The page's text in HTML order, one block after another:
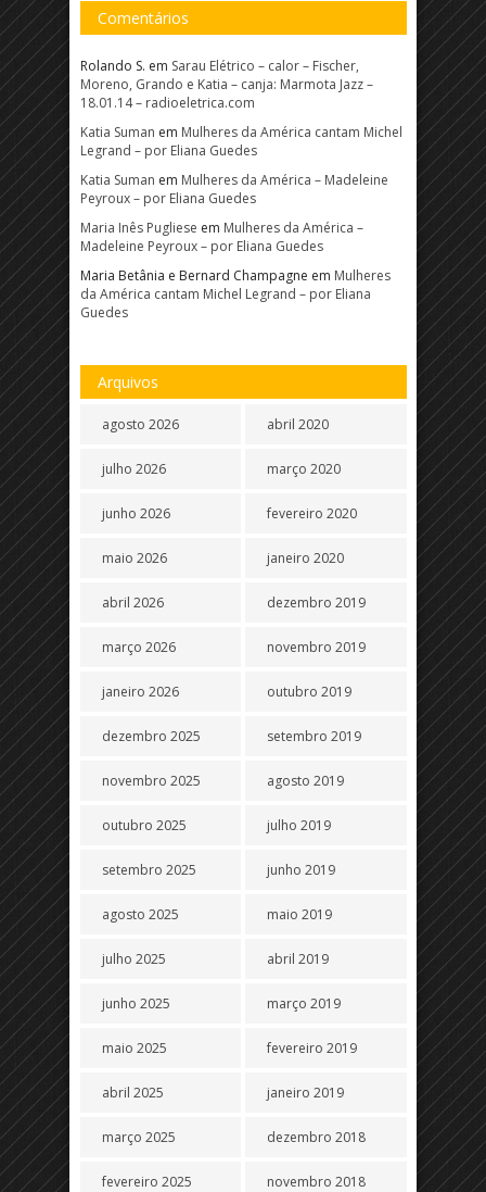
Comentários
Rolando S. em Sarau Elétrico – calor – Fischer,
Moreno, Grando e Katia – canja: Marmota Jazz –
18.01.14 – radioeletrica.com
Katia Suman em Mulheres da América cantam Michel
Legrand – por Eliana Guedes
Katia Suman em Mulheres da América – Madeleine
Peyroux – por Eliana Guedes
Maria Inês Pugliese em Mulheres da América –
Madeleine Peyroux – por Eliana Guedes
Maria Betânia e Bernard Champagne em Mulheres
da América cantam Michel Legrand – por Eliana
Guedes
Arquivos
agosto 2026
julho 2026
junho 2026
maio 2026
abril 2026
março 2026
janeiro 2026
dezembro 2025
novembro 2025
outubro 2025
setembro 2025
agosto 2025
julho 2025
junho 2025
maio 2025
abril 2025
março 2025
fevereiro 2025
abril 2020
março 2020
fevereiro 2020
janeiro 2020
dezembro 2019
novembro 2019
outubro 2019
setembro 2019
agosto 2019
julho 2019
junho 2019
maio 2019
abril 2019
março 2019
fevereiro 2019
janeiro 2019
dezembro 2018
novembro 2018